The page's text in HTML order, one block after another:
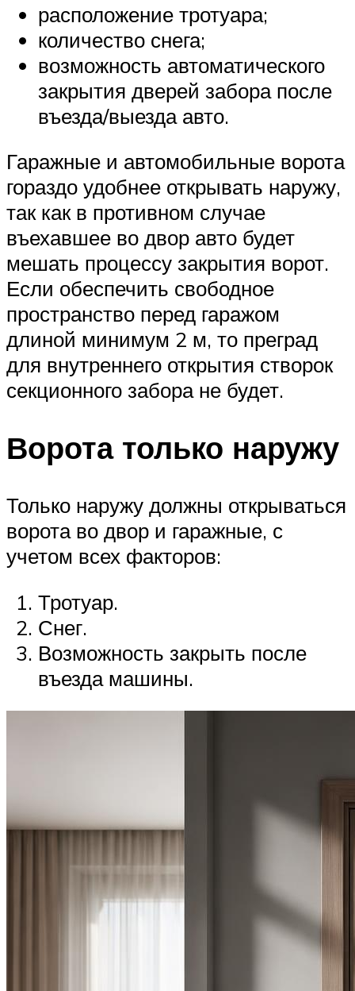
расположение тротуара;
количество снега;
возможность автоматического
закрытия дверей забора после
въезда/выезда авто.
Гаражные и автомобильные ворота
гораздо удобнее открывать наружу,
так как в противном случае
въехавшее во двор авто будет
мешать процессу закрытия ворот.
Если обеспечить свободное
пространство перед гаражом
длиной минимум 2 м, то преград
для внутреннего открытия створок
секционного забора не будет.
Ворота только наружу
Только наружу должны открываться
ворота во двор и гаражные, с
учетом всех факторов:
Тротуар.
Снег.
Возможность закрыть после
въезда машины.